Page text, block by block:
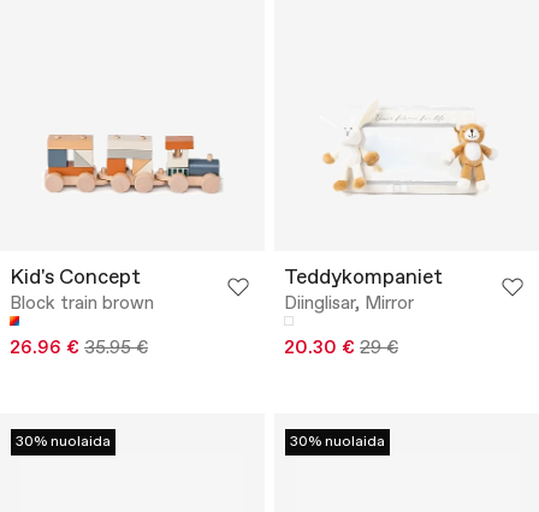
Kid's Concept
Block train brown
26.96 € 35.95 €
Teddykompaniet
Diinglisar, Mirror
20.30 € 29 €
30% nuolaida 30% nuolaida